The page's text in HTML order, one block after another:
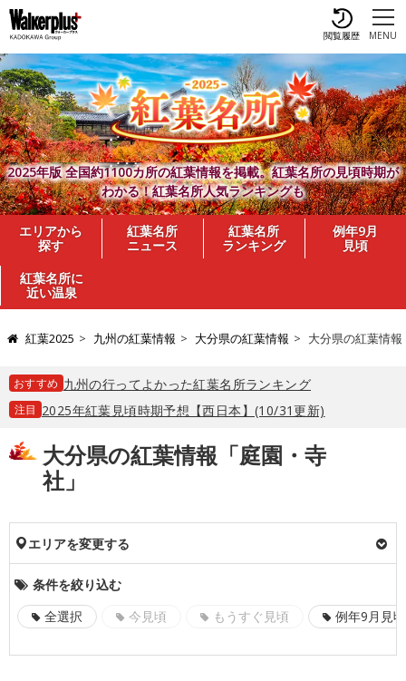
MENU
閲覧履歴
2025年版 全国約1100カ所の紅葉情報を掲載。紅葉名所の見頃時期が
わかる！紅葉名所人気ランキングも
エリアから
探す
紅葉名所
ニュース
紅葉名所
ランキング
例年9月
見頃
紅葉名所に
近い温泉
紅葉2025 九州の紅葉情報 大分県の紅葉情報 大分県の紅葉情
おすすめ 九州の行ってよかった紅葉名所ランキング
注目 2025年紅葉見頃時期予想【西日本】(10/31更新)
大分県の紅葉情報「庭園・寺
社」
エリアを変更する
条件を絞り込む
全選択
今見頃 もうすぐ見頃 例年9月見頃